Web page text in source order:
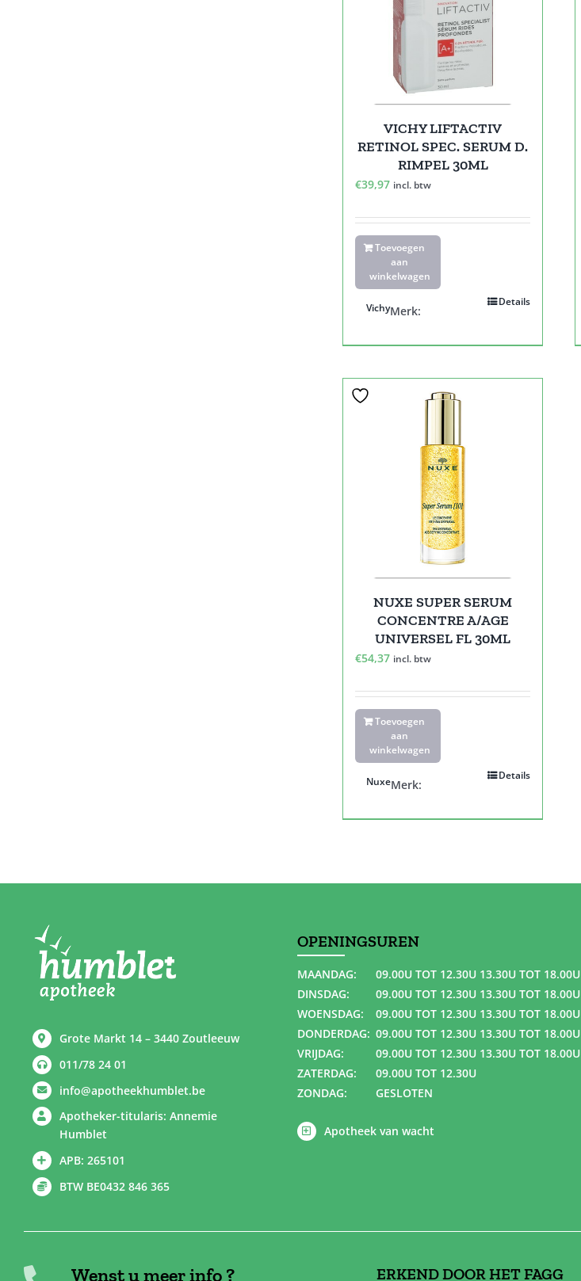
VICHY LIFTACTIV
RETINOL SPEC. SERUM D.
RIMPEL 30ML
€39,97 incl. btw
Toevoegen
aan
winkelwagen
Details
Merk:
Vichy
NUXE SUPER SERUM
CONCENTRE A/AGE
UNIVERSEL FL 30ML
€54,37 incl. btw
Toevoegen
aan
winkelwagen
Details
Merk:
Nuxe
Grote Markt 14 – 3440 Zoutleeuw
011/78 24 01
info@apotheekhumblet.be
Apotheker-titularis: Annemie
Humblet
APB: 265101
BTW BE0432 846 365
OPENINGSUREN
MAANDAG:
09.00U TOT 12.30U 13.30U TOT 18.00U
DINSDAG:
09.00U TOT 12.30U 13.30U TOT 18.00U
WOENSDAG:
09.00U TOT 12.30U 13.30U TOT 18.00U
DONDERDAG: 09.00U TOT 12.30U 13.30U TOT 18.00U
VRIJDAG:
09.00U TOT 12.30U 13.30U TOT 18.00U
ZATERDAG:
09.00U TOT 12.30U
ZONDAG:
GESLOTEN
Apotheek van wacht
Wenst u meer info ? ERKEND DOOR HET FAGG